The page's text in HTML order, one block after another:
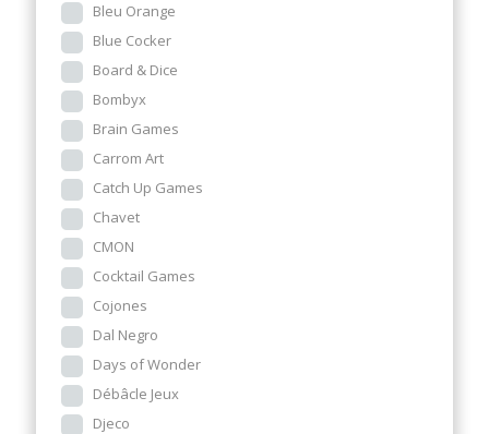
Bleu Orange
Blue Cocker
Board & Dice
Bombyx
Brain Games
Carrom Art
Catch Up Games
Chavet
CMON
Cocktail Games
Cojones
Dal Negro
Days of Wonder
Débâcle Jeux
Djeco